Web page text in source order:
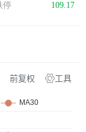
停 109.17